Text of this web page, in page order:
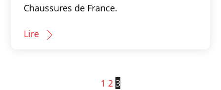
Chaussures de France.
Lire
1 2 3